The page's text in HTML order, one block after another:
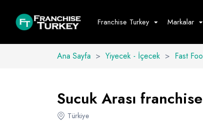
Franchise Turkey Markalar
Ana Sayfa > Yiyecek - İçecek > Fast
Sucuk Arası
Türkiye